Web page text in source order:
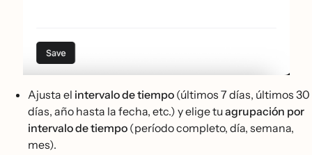
Ajusta el intervalo de tiempo (últimos 7 días, últimos 30
días, año hasta la fecha, etc.) y elige tuagrupación por
intervalo de tiempo (período completo, día, semana,
mes).